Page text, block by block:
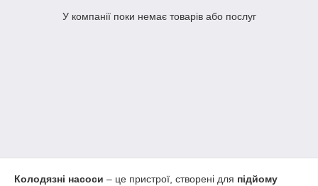
У компанії поки немає товарів або послуг
Колодязні насоси – це пристрої, створені для підйому